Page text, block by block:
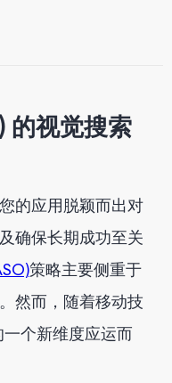
销服务
的视觉搜索
的应用脱颖而出对
确保长期成功至关
策略主要侧重于
然而，随着移动技
个新维度应运而